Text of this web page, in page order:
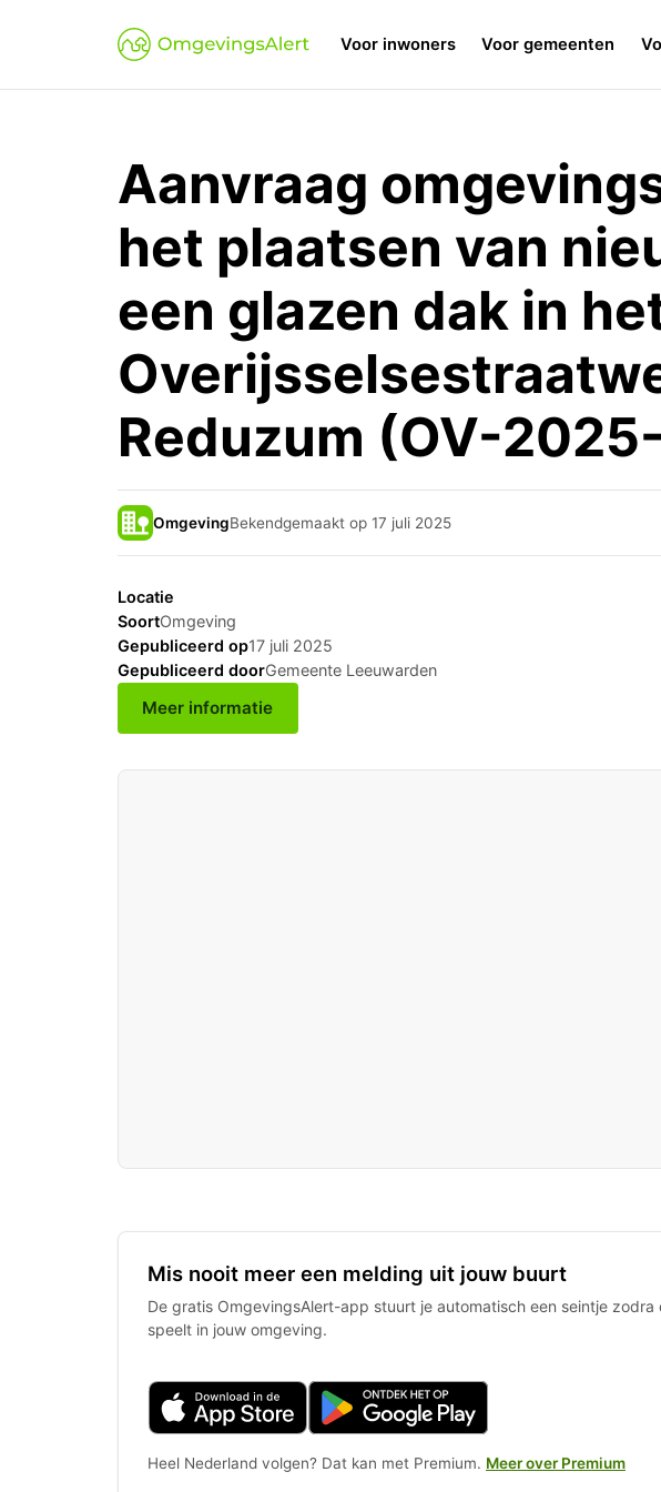
Voor inwoners Voor gemeenten
Aanvraag
het plaatsen van
een glazen dak in
Reduzum (OV-
OmgevingBekendgemaakt op 17 juli 2025
Locatie
SoortOmgeving
Gepubliceerd op17 juli 2025
Gepubliceerd doorGemeente Leeuwarden
Meer informatie
Mis nooit meer een melding uit jouw buurt
De gratis OmgevingsAlert-app stuurt je automatisch een seintje zodra
speelt in jouw omgeving.
Heel Nederland volgen? Dat kan met Premium. Meer over Premium